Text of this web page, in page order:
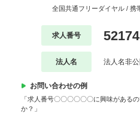
全国共通フリーダイヤル / 携
求人番号
法人名 法人名非公
お問い合わせの例
「求人番号〇〇〇〇〇〇に興味がある
か？」